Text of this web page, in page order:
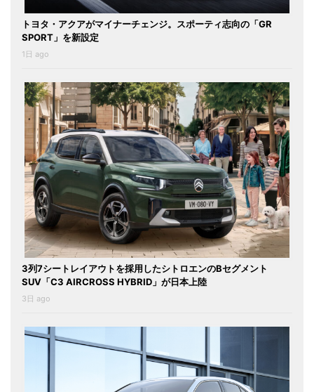
トヨタ・アクアがマイナーチェンジ。スポーティ志向の「GR
SPORT」を新設定
1日 ago
3列7シートレイアウトを採用したシトロエンのBセグメント
SUV「C3 AIRCROSS HYBRID」が日本上陸
3日 ago